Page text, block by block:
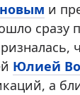
и
сразу
Юлией
а